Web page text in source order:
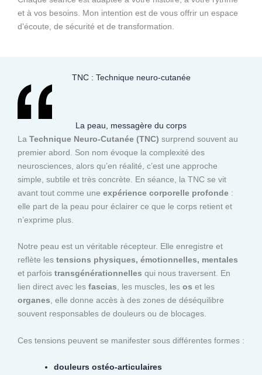
et à vos besoins. Mon intention est de vous offrir un espace
d’écoute, de sécurité et de transformation.
TNC : Technique neuro-cutanée
La peau, messagère du corps
La Technique Neuro-Cutanée (TNC) surprend souvent au
premier abord. Son nom évoque la complexité des
neurosciences, alors qu’en réalité, c’est une approche
simple, subtile et très concrète. En séance, la TNC se vit
avant tout comme une expérience corporelle profonde :
elle part de la peau pour éclairer ce que le corps retient et
n’exprime plus.
Notre peau est un véritable récepteur. Elle enregistre et
reflète les tensions physiques, émotionnelles, mentales
et parfois transgénérationnelles qui nous traversent. En
lien direct avec les fascias, les muscles, les os et les
organes, elle donne accès à des zones de déséquilibre
souvent responsables de douleurs ou de blocages.
Ces tensions peuvent se manifester sous différentes formes :
douleurs ostéo-articulaires